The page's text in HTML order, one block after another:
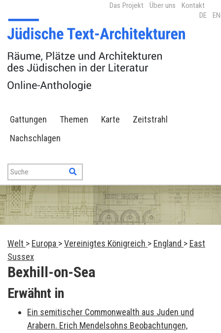
Das Projekt Über uns
Kontakt
DE
EN
Gattungen Themen Karte
Zeitstrahl
Nachschlagen
Welt > Europa >Vereinigtes Königreich > England > East
Sussex
Bexhill-on-Sea
Erwähnt in
Ein semitischer Commonwealth aus Juden und
Arabern. Erich Mendelsohns Beobachtungen,